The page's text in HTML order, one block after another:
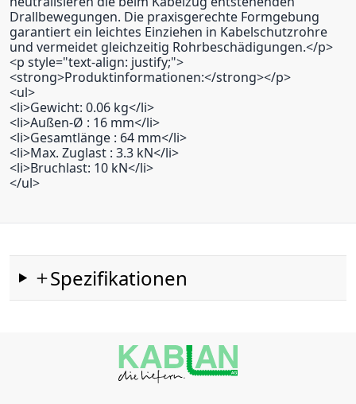
Drallbewegungen. Die praxisgerechte Formgebung
garantiert ein leichtes Einziehen in Kabelschutzrohre
und vermeidet gleichzeitig Rohrbeschädigungen.</p>
<p style="text-align: justify;">
<strong>Produktinformationen:</strong></p>
<ul>
<li>Gewicht: 0.06 kg</li>
<li>Außen-Ø : 16 mm</li>
<li>Gesamtlänge : 64 mm</li>
<li>Max. Zuglast : 3.3 kN</li>
<li>Bruchlast: 10 kN</li>
</ul>
Spezifikationen